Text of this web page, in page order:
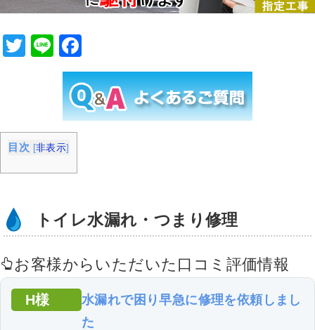
T
Li
n
e
a
c
e
目次 [非表示]
トイレ水漏れ・つまり修理
お客様からいただいた口コミ評価情報
水漏れで困り早急に修理を依頼しまし
た
H様